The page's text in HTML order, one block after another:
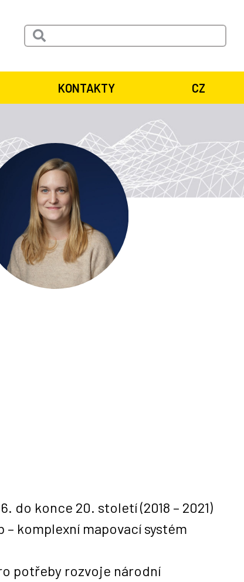
KONTAKTY CZ
do konce 20. století (2018 – 2021)
komplexní mapovací systém
potřeby rozvoje národní